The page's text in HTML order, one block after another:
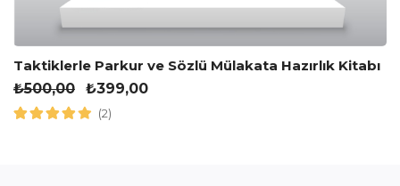
Taktiklerle Parkur ve Sözlü Mülakata Hazırlık Kitabı
₺500,00 ₺399,00
(2)